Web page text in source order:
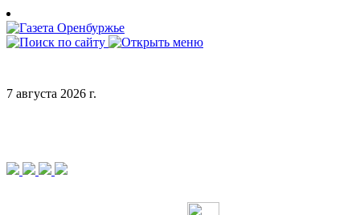
Skip
to
content
7 августа 2026 г.